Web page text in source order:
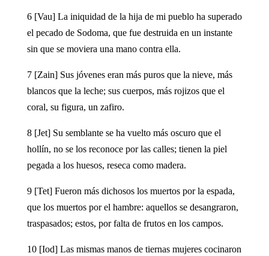
6 [Vau] La iniquidad de la hija de mi pueblo ha superado
el pecado de Sodoma, que fue destruida en un instante
sin que se moviera una mano contra ella.
7 [Zain] Sus jóvenes eran más puros que la nieve, más
blancos que la leche; sus cuerpos, más rojizos que el
coral, su figura, un zafiro.
8 [Jet] Su semblante se ha vuelto más oscuro que el
hollín, no se los reconoce por las calles; tienen la piel
pegada a los huesos, reseca como madera.
9 [Tet] Fueron más dichosos los muertos por la espada,
que los muertos por el hambre: aquellos se desangraron,
traspasados; estos, por falta de frutos en los campos.
10 [Iod] Las mismas manos de tiernas mujeres cocinaron